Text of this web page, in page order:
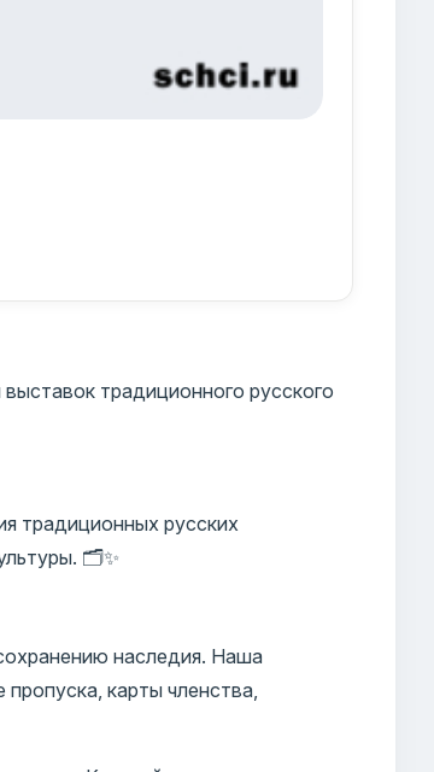
традиционного русского
традиционных русских
🗂️✨
наследия. Наша
карты членства,